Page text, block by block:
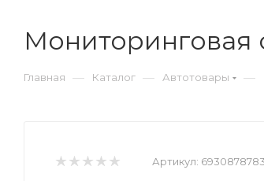
Мониторинговая
Главная — Каталог — Автотовары —
Артикул: